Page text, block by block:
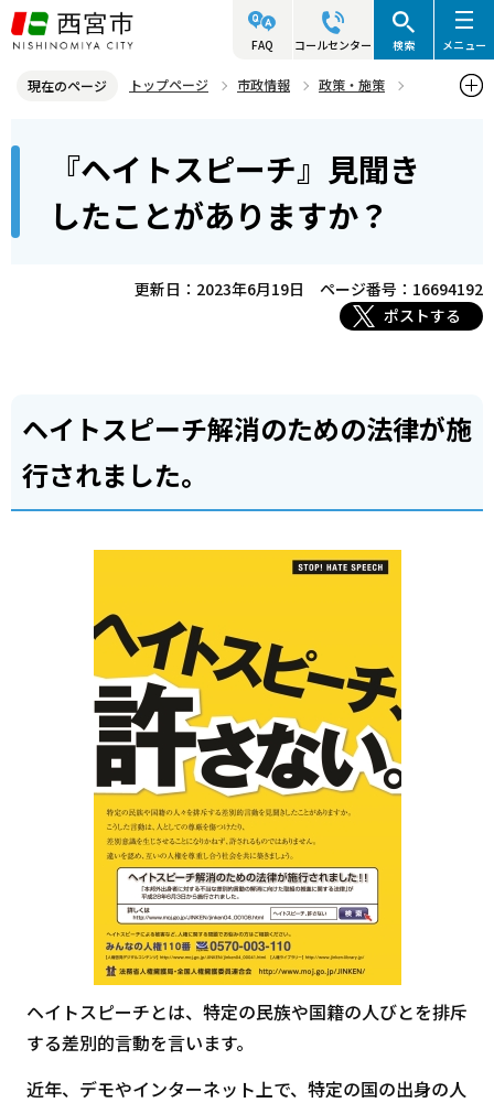
こ
の
ジ
頭
FAQ コールセンター 検索 メニュー
現在のページ トップページ 市政情報
政策・施策
『ヘイトスピーチ』見聞きしたことがありますか？
『ヘイトスピーチ』見聞き
したことがありますか？
更新日：2023年6月19日
ページ番号：16694192
ポストする
ヘイトスピーチ解消のための法律が施
行されました。
ヘイトスピーチとは、特定の民族や国籍の人びとを排斥
する差別的言動を言います。
近年、デモやインターネット上で、特定の国の出身の人